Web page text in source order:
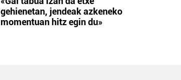
gehienetan, jendeak azkeneko
momentuan hitz egin du»